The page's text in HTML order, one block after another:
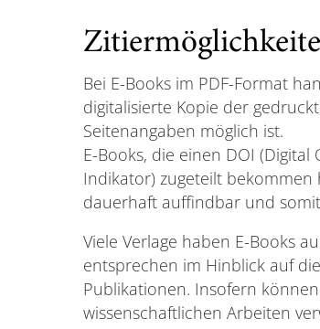
Bei E-Books im PDF-Format
digitalisierte Kopie der
Seitenangaben möglich ist.
E-Books, die einen DOI
Indikator) zugeteilt
dauerhaft auffindbar und
Viele Verlage haben E-Books
entsprechen im Hinblick auf
Publikationen. Insofern
wissenschaftlichen Arbeiten